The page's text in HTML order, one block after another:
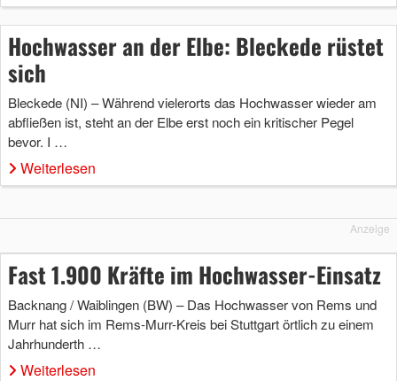
Hochwasser an der Elbe: Bleckede rüstet
sich
Bleckede (NI) – Während vielerorts das Hochwasser wieder am
abfließen ist, steht an der Elbe erst noch ein kritischer Pegel
bevor. I …
Weiterlesen
Anzeige
Fast 1.900 Kräfte im Hochwasser-Einsatz
Backnang / Waiblingen (BW) – Das Hochwasser von Rems und
Murr hat sich im Rems-Murr-Kreis bei Stuttgart örtlich zu einem
Jahrhunderth …
Weiterlesen